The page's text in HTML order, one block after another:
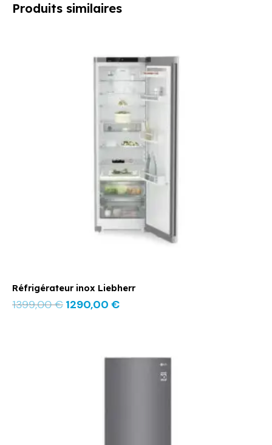
Produits similaires
Réfrigérateur inox Liebherr
1399,00€
initial
1399,00 €.
1290,00 €
actuel
est :
1290,00 €.
prix